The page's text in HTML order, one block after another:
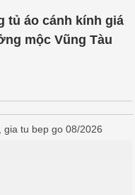
tủ áo cánh kính giá
mộc Vũng Tàu
tu bep go 08/2026